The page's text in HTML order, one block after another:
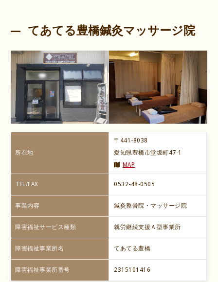
てあてる豊橋鍼灸マッサージ院
所在地
〒441-8038
愛知県豊橋市堂坂町47-1
MAP
TEL/FAX 0532-48-0505
事業内容 鍼灸整骨院・マッサージ院
障害福祉サービス種類 就労継続支援Ａ型事業所
障害福祉事業所名 てあてる豊橋
障害福祉事業所番号 2315101416